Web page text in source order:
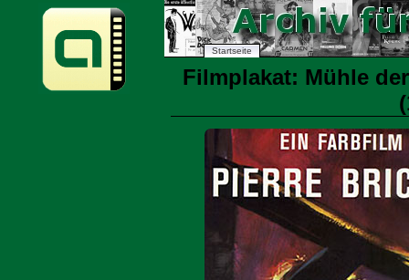
Startseite
Filmplakat: Mühle